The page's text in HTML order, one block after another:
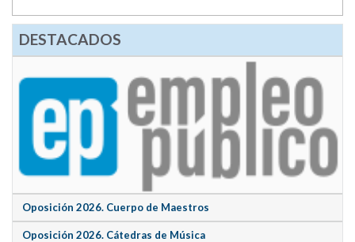
DESTACADOS
Oposición 2026. Cuerpo de Maestros
Oposición 2026. Cátedras de Música